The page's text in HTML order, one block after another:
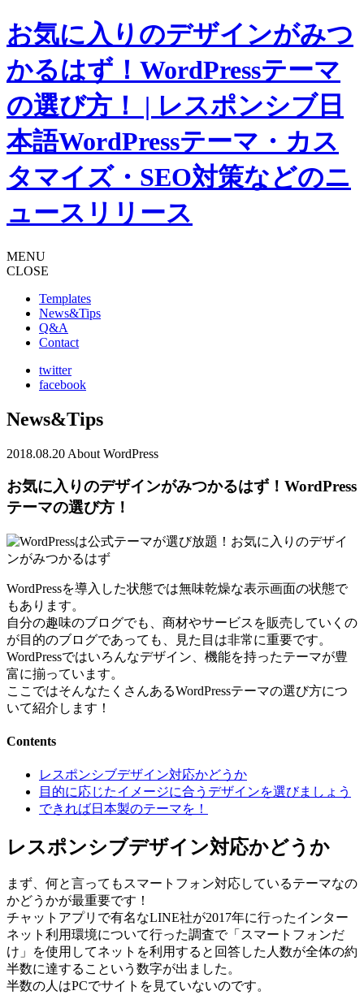
お気に入りのデザインがみつ
かるはず！WordPressテーマ
の選び方！ | レスポンシブ日
本語WordPressテーマ・カス
タマイズ・SEO対策などのニ
ュースリリース
MENU
CLOSE
Templates
News&Tips
Q&A
Contact
twitter
facebook
News&Tips
2018.08.20 About WordPress
お気に入りのデザインがみつかるはず！WordPress
テーマの選び方！
WordPressを導入した状態では無味乾燥な表示画面の状態で
もあります。
自分の趣味のブログでも、商材やサービスを販売していくの
が目的のブログであっても、見た目は非常に重要です。
WordPressではいろんなデザイン、機能を持ったテーマが豊
富に揃っています。
ここではそんなたくさんあるWordPressテーマの選び方につ
いて紹介します！
Contents
レスポンシブデザイン対応かどうか
目的に応じたイメージに合うデザインを選びましょう
できれば日本製のテーマを！
レスポンシブデザイン対応かどうか
まず、何と言ってもスマートフォン対応しているテーマなの
かどうかが最重要です！
チャットアプリで有名なLINE社が2017年に行ったインター
ネット利用環境について行った調査で「スマートフォンだ
け」を使用してネットを利用すると回答した人数が全体の約
半数に達するこという数字が出ました。
半数の人はPCでサイトを見ていないのです。